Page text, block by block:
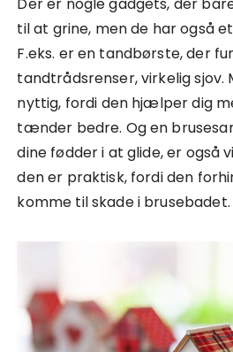
til at grine, men de har også
F.eks. er en tandbørste, der
tandtrådsrenser, virkelig sjov.
nyttig, fordi den hjælper dig
tænder bedre. Og en
dine fødder i at glide, er også
den er praktisk, fordi den
komme til skade i brusebadet.